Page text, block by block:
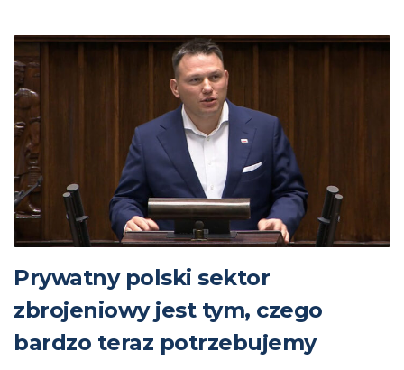
Prywatny polski sektor
zbrojeniowy jest tym, czego
bardzo teraz potrzebujemy